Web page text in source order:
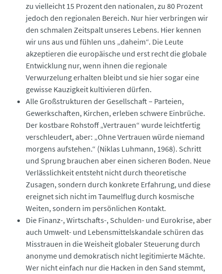
zu vielleicht 15 Prozent den nationalen, zu 80 Prozent
jedoch den regionalen Bereich. Nur hier verbringen wir
den schmalen Zeitspalt unseres Lebens. Hier kennen
wir uns aus und fühlen uns „daheim“. Die Leute
akzeptieren die europäische und erst recht die globale
Entwicklung nur, wenn ihnen die regionale
Verwurzelung erhalten bleibt und sie hier sogar eine
gewisse Kauzigkeit kultivieren dürfen.
Alle Großstrukturen der Gesellschaft – Parteien,
Gewerkschaften, Kirchen, erleben schwere Einbrüche.
Der kostbare Rohstoff „Vertrauen“ wurde leichtfertig
verschleudert, aber: „Ohne Vertrauen würde niemand
morgens aufstehen.“ (Niklas Luhmann, 1968). Schritt
und Sprung brauchen aber einen sicheren Boden. Neue
Verlässlichkeit entsteht nicht durch theoretische
Zusagen, sondern durch konkrete Erfahrung, und diese
ereignet sich nicht im Taumelflug durch kosmische
Weiten, sondern im persönlichen Kontakt.
Die Finanz-, Wirtschafts-, Schulden- und Eurokrise, aber
auch Umwelt- und Lebensmittelskandale schüren das
Misstrauen in die Weisheit globaler Steuerung durch
anonyme und demokratisch nicht legitimierte Mächte.
Wer nicht einfach nur die Hacken in den Sand stemmt,